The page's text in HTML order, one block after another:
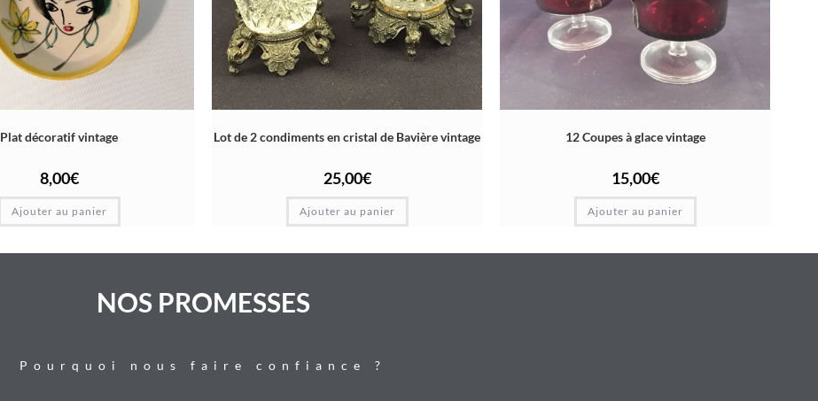
Plat décoratif vintage
8,00€
Ajouter au panier
Lot de 2 condiments en cristal de Bavière vintage
25,00€
Ajouter au panier
12 Coupes à glace vintage
15,00€
Ajouter au panier
NOS PROMESSES
Pourquoi nous faire confiance ?